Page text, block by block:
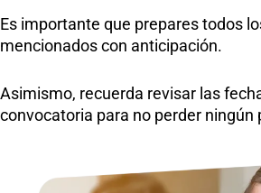
Es importante que prepares todos
mencionados con anticipación.
Asimismo, recuerda revisar las
convocatoria para no perder ningún